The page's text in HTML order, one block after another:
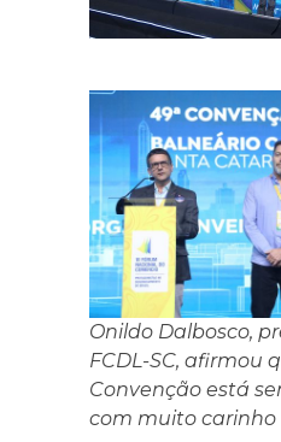
Onildo Dalbosco,
FCDL-SC, afirmou
Convenção está
com muito carinho